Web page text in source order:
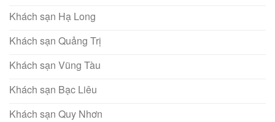
Khách sạn Hạ Long
Khách sạn Quảng Trị
Khách sạn Vũng Tàu
Khách sạn Bạc Liêu
Khách sạn Quy Nhơn